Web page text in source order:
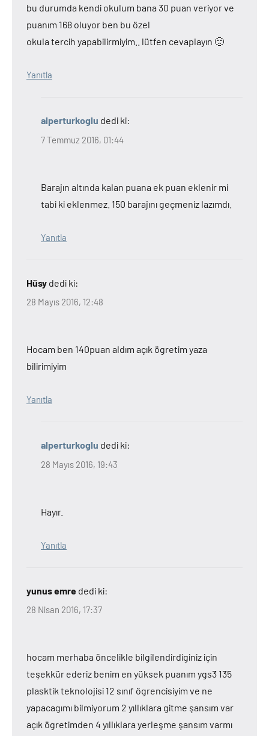
bu durumda kendi okulum bana 30 puan veriyor ve
puanım 168 oluyor ben bu özel
okula tercih yapabilirmiyim.. lütfen cevaplayın 🙁
Yanıtla
alperturkoglu dedi ki:
7 Temmuz 2016, 01:44
Barajın altında kalan puana ek puan eklenir mi
tabi ki eklenmez. 150 barajını geçmeniz lazımdı.
Yanıtla
Hüsy dedi ki:
28 Mayıs 2016, 12:48
Hocam ben 140puan aldım açık ögretim yaza
bilirimiyim
Yanıtla
alperturkoglu dedi ki:
28 Mayıs 2016, 19:43
Hayır.
Yanıtla
yunus emre dedi ki:
28 Nisan 2016, 17:37
hocam merhaba öncelikle bilgilendirdiginiz için
teşekkür ederiz benim en yüksek puanım ygs3 135
plasktik teknolojisi 12 sınıf ögrencisiyim ve ne
yapacagımı bilmiyorum 2 yıllıklara gitme şansım var
açık ögretimden 4 yıllıklara yerleşme şansım varmı